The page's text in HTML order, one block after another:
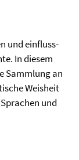
und einfluss-
In diesem
Sammlung an
Weisheit
und